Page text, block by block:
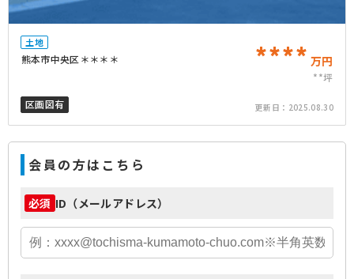
土地
熊本市中央区＊＊＊＊ **** 万円
**坪
区画図有
更新日： 2025.08.30
会員の方はこちら
必須 ID（メールアドレス）